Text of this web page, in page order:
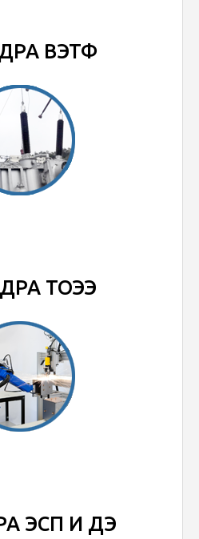
ВЭТФ
ТОЭЭ
ЭСП И ДЭ